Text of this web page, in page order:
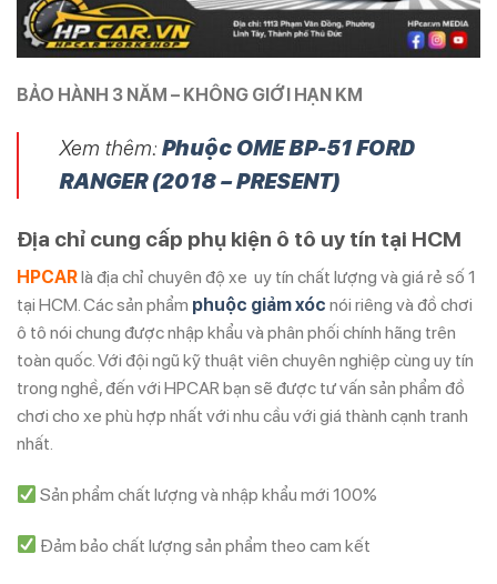
BẢO HÀNH 3 NĂM – KHÔNG GIỚI HẠN KM
Xem thêm: Phuộc OME BP-51 FORD
RANGER (2018 – PRESENT)
Địa chỉ cung cấp phụ kiện ô tô uy tín tại HCM
HPCARlà địa chỉ chuyên độ xe uy tín chất lượng và giá rẻ số 1
tại HCM. Các sản phẩm phuộc giảm xóc nói riêng và đồ chơi
ô tô nói chung được nhập khẩu và phân phối chính hãng trên
toàn quốc. Với đội ngũ kỹ thuật viên chuyên nghiệp cùng uy tín
trong nghề, đến với HPCAR bạn sẽ được tư vấn sản phẩm đồ
chơi cho xe phù hợp nhất với nhu cầu với giá thành cạnh tranh
nhất.
Sản phẩm chất lượng và nhập khẩu mới 100%
Đảm bảo chất lượng sản phẩm theo cam kết